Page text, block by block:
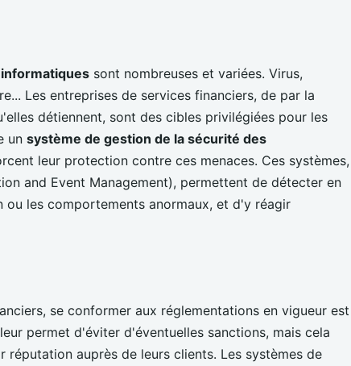
sont nombreuses et variées. Virus,
Les entreprises de services financiers, de par la
détiennent, sont des cibles privilégiées pour les
un système de gestion de la sécurité des
leur protection contre ces menaces. Ces systèmes,
and Event Management), permettent de détecter en
les comportements anormaux, et d'y réagir
se conformer aux réglementations en vigueur est
permet d'éviter d'éventuelles sanctions, mais cela
réputation auprès de leurs clients. Les systèmes de